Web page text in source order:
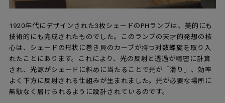
1920年代にデザインされた3枚シェードのPHランプは、美的にも
技術的にも完成されたものでした。このランプの天才的発想の核
心は、シェードの形状に巻き貝のカーブが持つ対数螺旋を取り入
れたことにあります。これにより、光の反射と透過が精密に計算
され、光源がシェードに斜めに当たることで光が「滑り」、効率
よく下方に反射される仕組みが生まれました。光が必要な場所に
無駄なく届けられるように設計されているのです。